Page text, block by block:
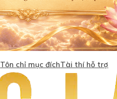
Tôn chỉ mục đíchTài thí hỗ trợ